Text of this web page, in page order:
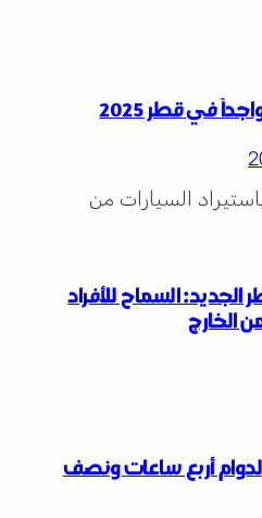
السماح للأفراد
الخارج
أربع ساعات ونصف